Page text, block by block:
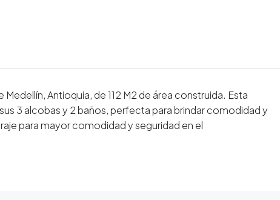
Antioquia, de 112 M2 de área construida. Esta
3 alcobas y 2 baños, perfecta para brindar comodidad y
para mayor comodidad y seguridad en el